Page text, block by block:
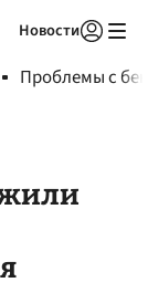
Новости
Проблемы с